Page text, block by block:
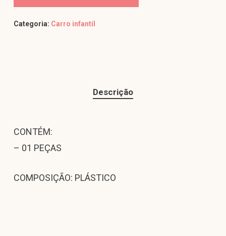
Categoria: Carro infantil
Descrição
CONTÉM:
– 01 PEÇAS
COMPOSIÇÃO: PLÁSTICO